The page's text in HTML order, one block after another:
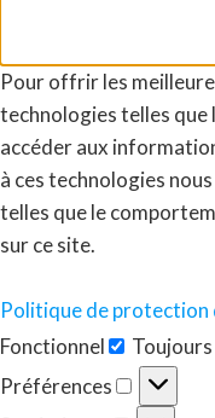
Pour offrir les
technologies telles
accéder aux
à ces technologies
telles que le
sur ce site.
Politique de protection
Fonctionnel
Préférences